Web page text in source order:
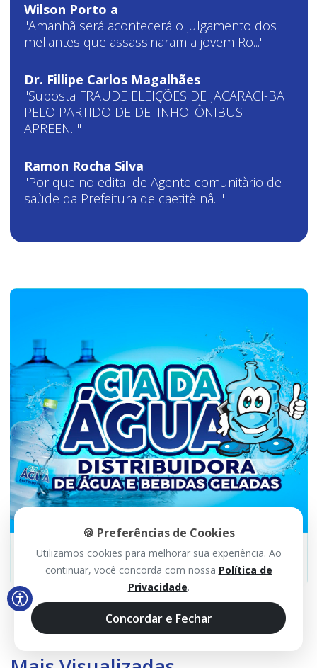
Wilson Porto a
"Amanhã será acontecerá o julgamento dos
meliantes que assassinaram a jovem Ro..."
Dr. Fillipe Carlos Magalhães
"Suposta FRAUDE ELEIÇÕES DE JACARACI-BA
PELO PARTIDO DE DETINHO. ÔNIBUS
APREEN..."
Ramon Rocha Silva
"Por que no edital de Agente comunitàrio de
saùde da Prefeitura de caetitè nâ..."
🍪 Preferências de Cookies
Utilizamos cookies para melhorar sua experiência. Ao
continuar, você concorda com nossa Política de
Privacidade.
Concordar e Fechar